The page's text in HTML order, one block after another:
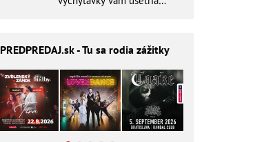
PREDPREDAJ.sk - Tu sa rodia zážitky